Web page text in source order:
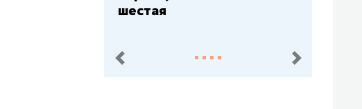
пред. след.